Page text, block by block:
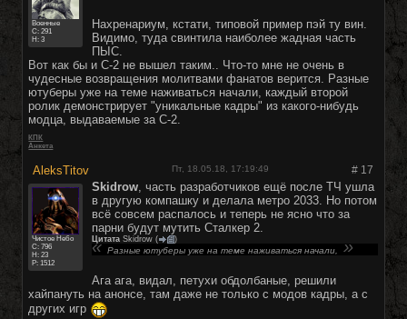
Военные
C:291
Н: 3
Нахренариум, кстати, типовой пример пэй ту вин.
Видимо, туда свинтила наиболее жадная часть
ПЫС.
Вот как бы и С-2 не вышел таким.. Что-то мне не очень в
чудесные возвращения молитвами фанатов верится. Разные
ютуберы уже на теме наживаться начали, каждый второй
ролик демонстрирует "уникальные кадры" из какого-нибудь
модца, выдаваемые за С-2.
КПК
Анкета
AleksTitov # 17
Пт, 18.05.18, 17:19:49
Чистое Небо
C:796
Н: 23
Р: 1512
Skidrow , часть разработчиков ещё после ТЧ ушла
в другую компашку и делала метро 2033. Но потом
всё совсем распалось и теперь не ясно что за
парни будут мутить Сталкер 2.
Цитата Skidrow ( )
Разные ютуберы уже на теме наживаться начали,
Ага ага, видал, петухи обдолбаные, решили
хайпануть на анонсе, там даже не только с модов кадры, а с
других игр